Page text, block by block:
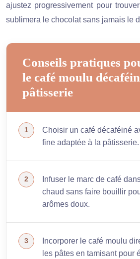
ajustez progressivement pour
sublimera le chocolat sans jamais le
Conseils pratiques
le café moulu
pâtisserie
Choisir un café décaféiné
fine adaptée à la pâtisserie.
Infuser le marc de café
chaud sans faire bouillir
arômes doux.
Incorporer le café moulu
les pâtes en tamisant pour